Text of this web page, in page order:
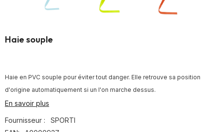
Haie souple
Haie en PVC souple pour éviter tout danger. Elle retrouve sa position
d'origine automatiquement si un l'on marche dessus.
En savoir plus
Fournisseur :
SPORTI